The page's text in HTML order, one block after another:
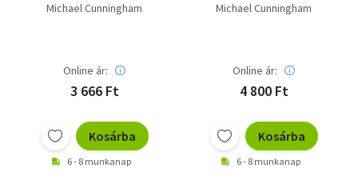
Michael Cunningham
Online ár:
3 666 Ft
Kosárba
6 - 8 munkanap
Michael Cunningham
Online ár:
4 800 Ft
Kosárba
6 - 8 munkanap